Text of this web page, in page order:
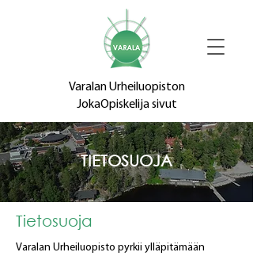
Varalan Urheiluopiston
JokaOpiskelija sivut
TIETOSUOJA
Varalan Urheiluopisto pyrkii ylläpitämään
Tietosuoja